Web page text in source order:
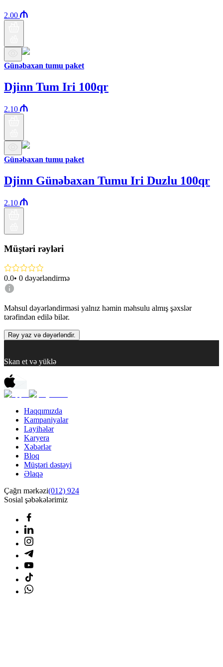
2.00
Günəbaxan tumu paket
Djinn Tum Iri 100qr
2.10
Günəbaxan tumu paket
Djinn Günəbaxan Tumu Iri Duzlu 100qr
2.10
Müştəri rəyləri
0.0• 0 dəyərləndirmə
Məhsul dəyərləndirməsi yalnız həmin məhsulu almış şəxslər
tərəfindən edilə bilər.
Rəy yaz və dəyərləndir.
Skan et və yüklə
Haqqımızda
Kampaniyalar
Layihələr
Karyera
Xəbərlər
Bloq
Müştəri dəstəyi
Əlaqə
Çağrı mərkəzi(012) 924
Sosial şəbəkələrimiz